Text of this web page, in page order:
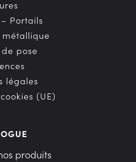
Portails
métallique
pose
légales
(UE)
produits